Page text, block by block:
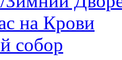
на Крови
собор